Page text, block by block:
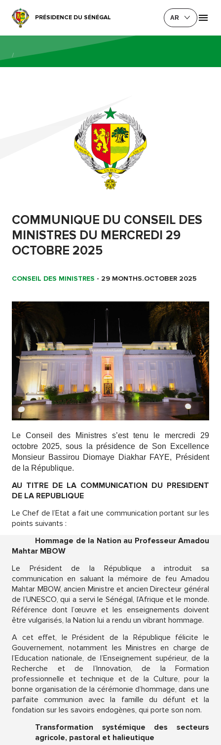
PRÉSIDENCE DU SÉNÉGAL AR
/
COMMUNIQUE DU CONSEIL DES
MINISTRES DU MERCREDI 29
OCTOBRE 2025
CONSEIL DES MINISTRES - 29 MONTHS.OCTOBER 2025
Le Conseil des Ministres s’est tenu le mercredi 29
octobre 2025, sous la présidence de Son Excellence
Monsieur Bassirou Diomaye Diakhar FAYE, Président
de la République.
AU TITRE DE LA COMMUNICATION DU PRESIDENT
DE LA REPUBLIQUE
Le Chef de l’Etat a fait une communication portant sur les
points suivants :
Hommage de la Nation au Professeur Amadou
Mahtar MBOW
Le Président de la République a introduit sa
communication en saluant la mémoire de feu Amadou
Mahtar MBOW, ancien Ministre et ancien Directeur général
de l’UNESCO, qui a servi le Sénégal, l’Afrique et le monde.
Référence dont l’œuvre et les enseignements doivent
être vulgarisés, la Nation lui a rendu un vibrant hommage.
A cet effet, le Président de la République félicite le
Gouvernement, notamment les Ministres en charge de
l’Education nationale, de l’Enseignement supérieur, de la
Recherche et de l’Innovation, de la Formation
professionnelle et technique et de la Culture, pour la
bonne organisation de la cérémonie d’hommage, dans une
parfaite communion avec la famille du défunt et la
fondation sur les savoirs endogènes, qui porte son nom.
Transformation systémique des secteurs
agricole, pastoral et halieutique